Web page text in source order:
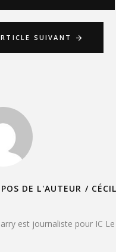
SUIVANT
DE L'AUTEUR /
est journaliste pour IC